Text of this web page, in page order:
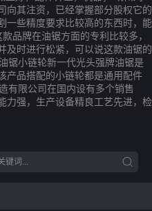
向其注资，已经掌握部分股权它的
一些精度要求比较高的东西时，能
品牌在油锯方面的专利比较多，
及时进行松紧，可以说这款油锯的
锯小链轮新一代光头强牌油锯是
产品搭配的小链轮都是通用配件
有限公司在国内设有多个销售
力强，生产设备精良工艺先进，检